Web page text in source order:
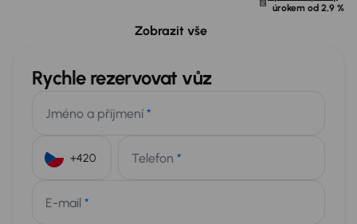
úrokem od 2,9 %
Zobrazit vše
Rychle rezervovat vůz
Jméno a příjmení *
Telefon *
E-mail *